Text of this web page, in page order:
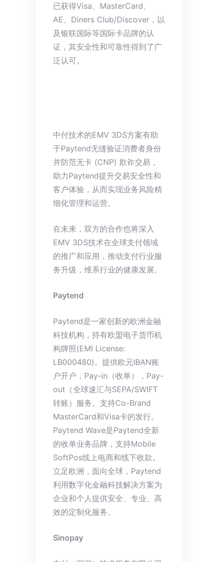
已获得Visa、MasterCard、
AE、Diners Club/Discover，以
及银联国际等国际卡品牌的认
证，其安全性和可靠性得到了广
泛认可。
中付技术的EMV 3DS方案有助
于Paytend无缝验证消费者身份
并防范无卡 (CNP) 欺诈交易，
助力Paytend提升交易安全性和
客户体验，从而实现业务风险精
细化管理和运营。
在未来，双方的合作也将深入
EMV 3DS技术在全球支付领域
的推广和应用，推动支付行业服
务升级，维系行业的健康发展。
Paytend
Paytend是一家创新的欧洲金融
科技机构，持有欧盟电子货币机
构牌照(EMI License:
LB000480)。提供欧元IBAN账
户开户，Pay-in（收单），Pay-
out（全球速汇与SEPA/SWIFT
转账）服务。支持Co-Brand
MasterCard和Visa卡的发行。
Paytend Wave是Paytend全新
的收单业务品牌，支持Mobile
SoftPos线上电商和线下收款。
立足欧洲，面向全球，Paytend
利用数字化金融科技解决方案为
企业和个人提供安全、专业、高
效的定制化服务。
Sinopay